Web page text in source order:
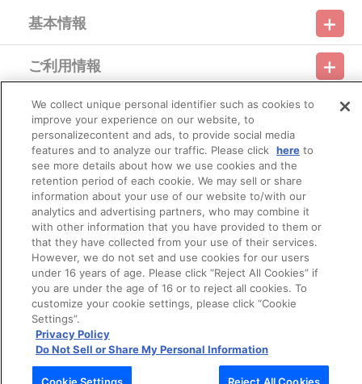
※商品画像はイメージです。実際の仕様とは異なる場合がござい
ます。あらかじめご了承ください。
※今後店頭・劇場・催事などで販売する場合がございます。
■ご注文・お支払いについて
※本商品のご注文はバンダイナムコフィルムワークス公式ショッ
なお、ご注文には、バンダイナムコフィルムワークス公式ショ
ップ「A-on STORE」の会員登録（無料）が必要となります。
※決済方法は「カード決済」、「コンビニ決済」、「Pay-
easy（ペイジー）」、「WEB・スマホ決済」のみとなります。
※決済方法「カード決済」を選択時は、ご注文翌日までに決済処
理を実施いたします。
※決済方法「コンビニ決済・Pay-easy（ペイジー）」の場合は、
ご注文日翌日までにお支払いに関するメールが送信されます。
あらかじめ「bnfw.co.jp」からのメール受信を許可してくださ
い。
もし、メールが受信できなかった場合は、ご注文日翌日の午前
9時以降に、「マイページ」→「ご注文履歴」にアクセスし、対象
のご注文番号をクリックすることで、「配送情報」内「決済方法」
の「お支払い手続きはこちら」からご確認いただくことができま
なお、メールにてご案内させていただきましたお支払期日まで
に購入・決済手続きが行われなかった場合は、キャンセル扱いとし
て手続きを致します。
いかなる理由でも、決済期間の延長は対応出来かねます。
基本情報
利用規約 特定商取引法に基づく表示
プライバシーオプション 会社概要
ご利用情報
ご利用ガイド サイトマップ 推奨環境
Do Not Sell or Share My Personal Information
会員メニュー
ログイン 会員規約 新規会員登録
その他のご案内
バンダイナムコフィルムワークス
© Bandai Namco Filmworks Inc. All Rights Reserved.
We collect unique personal identifier such as cookies to
improve your experience on our website, to
personalizecontent and ads, to provide social media
features and to analyze our traffic. Please click hereto
see more details about how we use cookies and the
retention period of each cookie. We may sell or share
information about your use of our website to/with our
analytics and advertising partners, who may combine it
with other information that you have provided to them or
that they have collected from your use of their services.
However, we do not set and use cookies for our users
under 16 years of age. Please click “Reject All Cookies” if
you are under the age of 16 or to reject all cookies. To
customize your cookie settings, please click “Cookie
Settings”.
Privacy Policy
Do Not Sell or Share My Personal Information